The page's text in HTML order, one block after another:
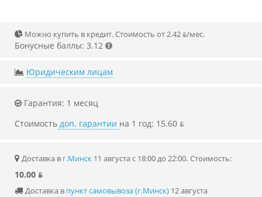
Можно купить в кредит. Стоимость от 2.42 ƃ/мec.
Бонусные баллы: 3.12
Юридическим лицам
Гарантия: 1 месяц
Стоимость доп. гарантии на 1 год: 15.60 ƃ
Доставка в г.Минск 11 августа с 18:00 до 22:00. Стоимость:
10.00 ƃ
Доставка в пункт самовывоза (г.Минск) 12 августа